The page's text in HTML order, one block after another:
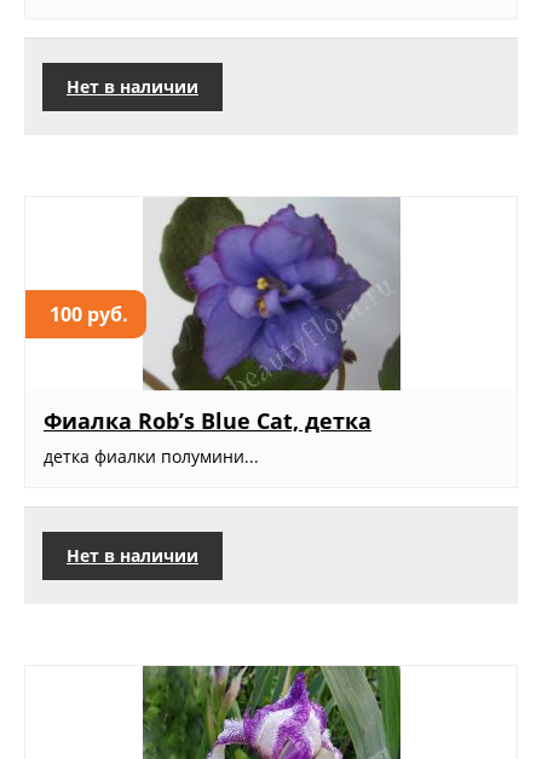
Нет в наличии
100 руб.
Фиалка Rob’s Blue Cat, детка
детка фиалки полумини...
Нет в наличии